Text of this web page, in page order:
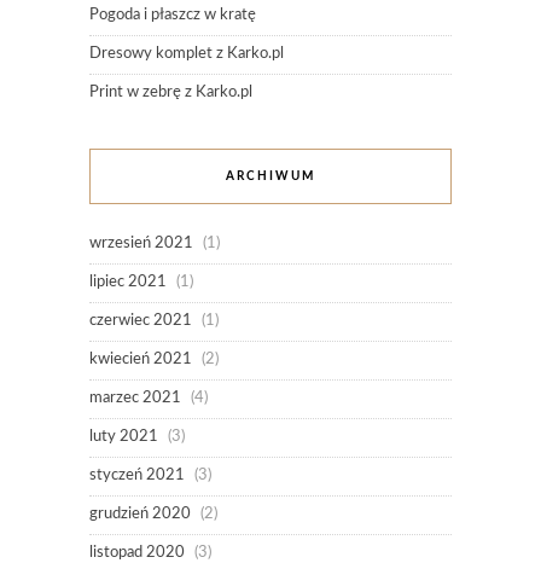
Pogoda i płaszcz w kratę
Dresowy komplet z Karko.pl
Print w zebrę z Karko.pl
ARCHIWUM
wrzesień 2021 (1)
lipiec 2021 (1)
czerwiec 2021 (1)
kwiecień 2021 (2)
marzec 2021 (4)
luty 2021 (3)
styczeń 2021 (3)
grudzień 2020 (2)
listopad 2020 (3)